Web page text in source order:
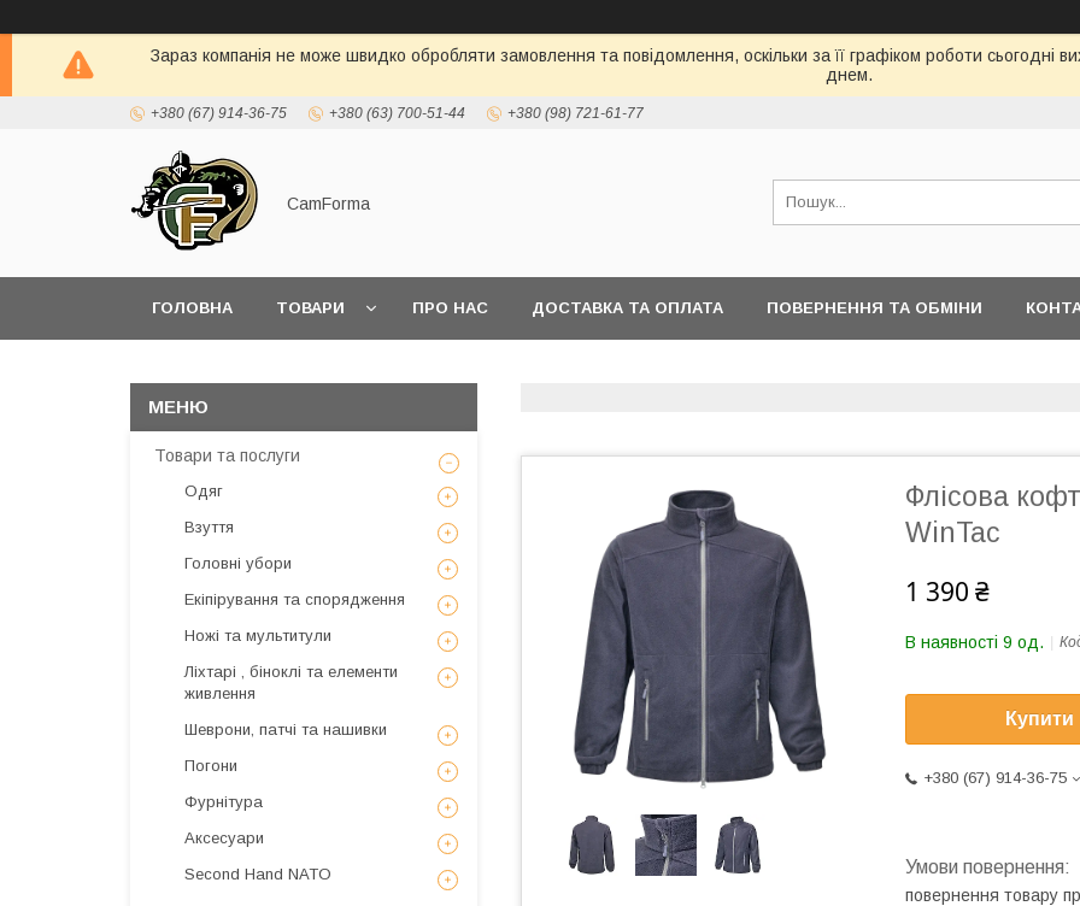
Зараз компанія не може швидко обробляти замовлення та повідомлення, оскільки за її графіком роботи
днем.
+380 (67) 914-36-75 +380 (63) 700-51-44 +380 (98) 721-61-77
CamForma
ГОЛОВНА ТОВАРИ ПРО НАС ДОСТАВКА ТА ОПЛАТА ПОВЕРНЕННЯ ТА ОБМІНИ
Флісова
WinTac
1 390 ₴
В наявності 9 од.
Купити
+380 (67) 914-36-75
повернення товару
Товари та послуги
Одяг
Взуття
Головні убори
Екіпірування та спорядження
Ножі та мультитули
Ліхтарі , біноклі та елементи
живлення
Шеврони, патчі та нашивки
Погони
Фурнітура
Аксесуари
Second Hand NATO